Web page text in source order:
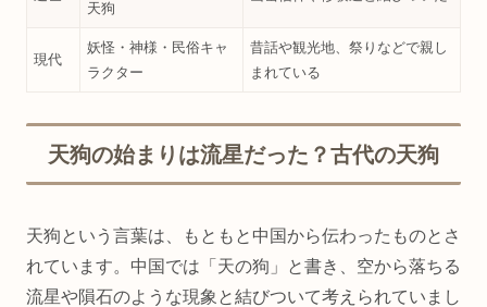
天狗
現代
妖怪・神様・民俗キャ
ラクター
昔話や観光地、祭りなどで親し
まれている
天狗の始まりは流星だった？古代の天狗
天狗という言葉は、もともと中国から伝わったものとさ
れています。中国では「天の狗」と書き、空から落ちる
流星や隕石のような現象と結びついて考えられていまし